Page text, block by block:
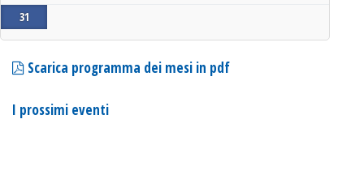
31
Scarica programma dei mesi in pdf
I prossimi eventi